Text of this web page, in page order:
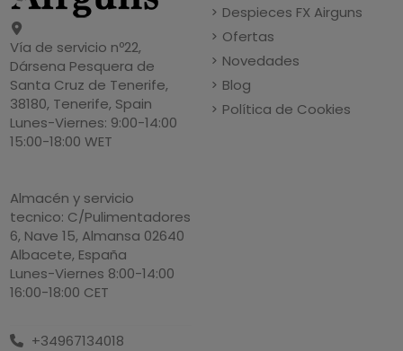
Vía de servicio nº22,
Dársena Pesquera de
Santa Cruz de Tenerife,
38180, Tenerife, Spain
Lunes-Viernes: 9:00-14:00
15:00-18:00 WET
Almacén y servicio
tecnico: C/Pulimentadores
6, Nave 15, Almansa 02640
Albacete, España
Lunes-Viernes 8:00-14:00
16:00-18:00 CET
+34967134018
Despieces FX Airguns
Ofertas
Novedades
Blog
Política de Cookies